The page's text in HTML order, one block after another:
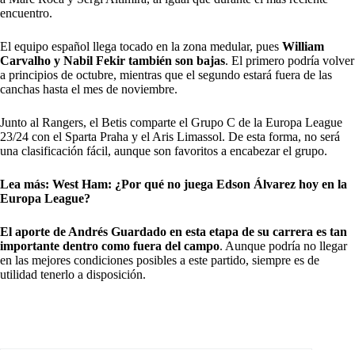
encuentro.
El equipo español llega tocado en la zona medular, pues William
Carvalho y Nabil Fekir también son bajas. El primero podría volver
a principios de octubre, mientras que el segundo estará fuera de las
canchas hasta el mes de noviembre.
Junto al Rangers, el Betis comparte el Grupo C de la Europa League
23/24 con el Sparta Praha y el Aris Limassol. De esta forma, no será
una clasificación fácil, aunque son favoritos a encabezar el grupo.
Lea más: West Ham: ¿Por qué no juega Edson Álvarez hoy en la
Europa League?
El aporte de Andrés Guardado en esta etapa de su carrera es tan
importante dentro como fuera del campo. Aunque podría no llegar
en las mejores condiciones posibles a este partido, siempre es de
utilidad tenerlo a disposición.